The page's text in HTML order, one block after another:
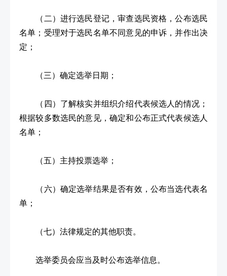
（二）进行选民登记，审查选民资格，公布选民
名单；受理对于选民名单不同意见的申诉，并作出决
定；
（三）确定选举日期；
（四）了解核实并组织介绍代表候选人的情况；
根据较多数选民的意见，确定和公布正式代表候选人
名单；
（五）主持投票选举；
（六）确定选举结果是否有效，公布当选代表名
单；
（七）法律规定的其他职责。
选举委员会应当及时公布选举信息。